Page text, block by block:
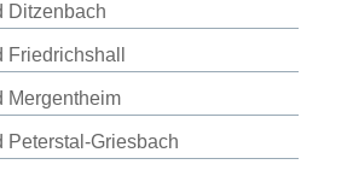
Ditzenbach
Mergentheim
Peterstal-Griesbach